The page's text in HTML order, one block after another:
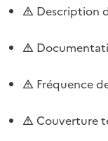
Description
Fréquence
Couverture